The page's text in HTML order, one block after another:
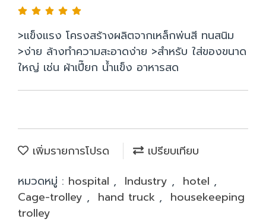
>แข็งแรง โครงสร้างผลิตจากเหล็กพ่นสี ทนสนิม
>ง่าย ล้างทำความสะอาดง่าย >สำหรับ ใส่ของขนาด
ใหญ่ เช่น ผ้าเปี๊ยก น้ำแข็ง อาหารสด
เพิ่มรายการโปรด
เปรียบเทียบ
หมวดหมู่ : hospital , Industry , hotel ,
Cage-trolley , hand truck , housekeeping
trolley